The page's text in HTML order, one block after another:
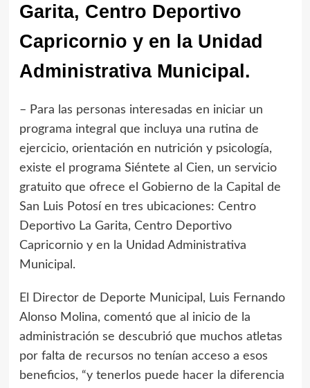
Garita, Centro Deportivo
Capricornio y en la Unidad
Administrativa Municipal.
– Para las personas interesadas en iniciar un
programa integral que incluya una rutina de
ejercicio, orientación en nutrición y psicología,
existe el programa Siéntete al Cien, un servicio
gratuito que ofrece el Gobierno de la Capital de
San Luis Potosí en tres ubicaciones: Centro
Deportivo La Garita, Centro Deportivo
Capricornio y en la Unidad Administrativa
Municipal.
El Director de Deporte Municipal, Luis Fernando
Alonso Molina, comentó que al inicio de la
administración se descubrió que muchos atletas
por falta de recursos no tenían acceso a esos
beneficios, “y tenerlos puede hacer la diferencia